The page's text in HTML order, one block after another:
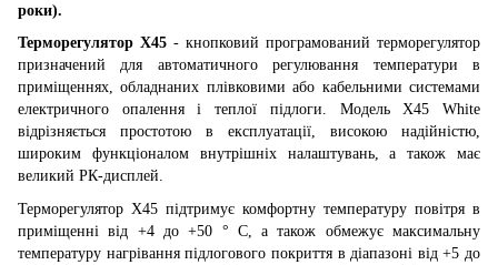
роки).
Терморегулятор X45 - кнопковий програмований терморегулятор
призначений для автоматичного регулювання температури в
приміщеннях, обладнаних плівковими або кабельними системами
електричного опалення і теплої підлоги. Модель X45 White
відрізняється простотою в експлуатації, високою надійністю,
широким функціоналом внутрішніх налаштувань, а також має
великий РК-дисплей.
Терморегулятор X45 підтримує комфортну температуру повітря в
приміщенні від +4 до +50 ° С, а також обмежує максимальну
температуру нагрівання підлогового покриття в діапазоні від +5 до